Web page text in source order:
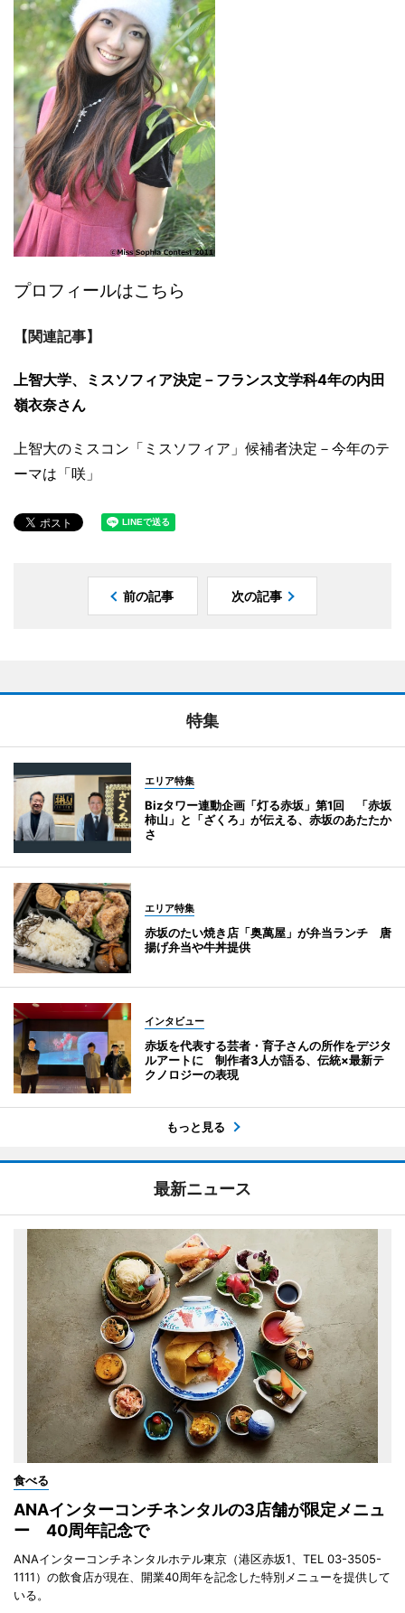
プロフィールはこちら
【関連記事】
上智大学、ミスソフィア決定－フランス文学科4年の内田
嶺衣奈さん
上智大のミスコン「ミスソフィア」候補者決定－今年のテ
ーマは「咲」
前の記事 次の記事
特集
エリア特集
Bizタワー連動企画「灯る赤坂」第1回 「赤坂
柿山」と「ざくろ」が伝える、赤坂のあたたか
さ
エリア特集
赤坂のたい焼き店「奥萬屋」が弁当ランチ 唐
揚げ弁当や牛丼提供
インタビュー
赤坂を代表する芸者・育子さんの所作をデジタ
ルアートに 制作者3人が語る、伝統×最新テ
クノロジーの表現
もっと見る
最新ニュース
食べる
ANAインターコンチネンタルの3店舗が限定メニュ
ー 40周年記念で
ANAインターコンチネンタルホテル東京（港区赤坂1、TEL 03-3505-
1111）の飲食店が現在、開業40周年を記念した特別メニューを提供して
いる。